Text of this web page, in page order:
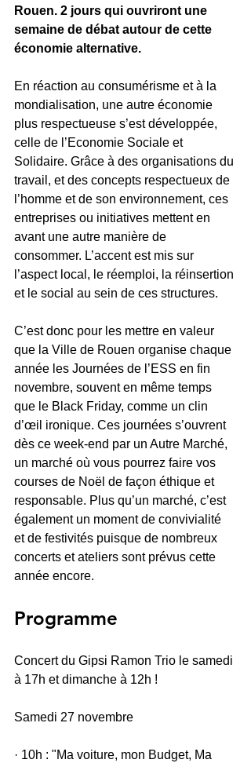
Rouen. 2 jours qui ouvriront une
semaine de débat autour de cette
économie alternative.
En réaction au consumérisme et à la
mondialisation, une autre économie
plus respectueuse s’est développée,
celle de l’Economie Sociale et
Solidaire. Grâce à des organisations du
travail, et des concepts respectueux de
l’homme et de son environnement, ces
entreprises ou initiatives mettent en
avant une autre manière de
consommer. L’accent est mis sur
l’aspect local, le réemploi, la réinsertion
et le social au sein de ces structures.
C’est donc pour les mettre en valeur
que la Ville de Rouen organise chaque
année les Journées de l’ESS en fin
novembre, souvent en même temps
que le Black Friday, comme un clin
d’œil ironique. Ces journées s’ouvrent
dès ce week-end par un Autre Marché,
un marché où vous pourrez faire vos
courses de Noël de façon éthique et
responsable. Plus qu’un marché, c’est
également un moment de convivialité
et de festivités puisque de nombreux
concerts et ateliers sont prévus cette
année encore.
Programme
Concert du Gipsi Ramon Trio le samedi
à 17h et dimanche à 12h !
Samedi 27 novembre
· 10h : "Ma voiture, mon Budget, Ma